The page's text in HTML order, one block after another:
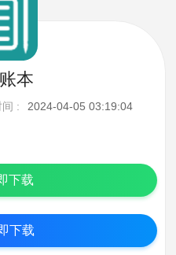
本
间 : 2024-04-05 03:19:04
下载
下载